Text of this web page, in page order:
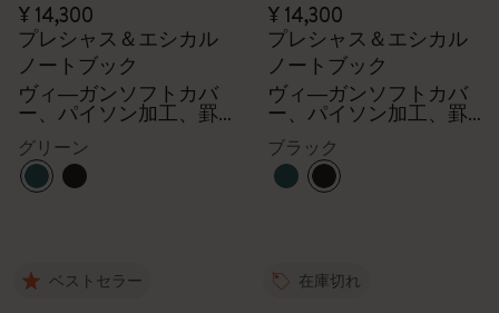
¥ 14,300
プレシャス＆エシカル
ノートブック
ヴィ―ガンソフトカバ
ー、パイソン加工、罫
線
グリーン
¥ 14,300
プレシャス＆エシカル
ノートブック
ヴィ―ガンソフトカバ
ー、パイソン加工、罫
線
ブラック
ベストセラー 在庫切れ